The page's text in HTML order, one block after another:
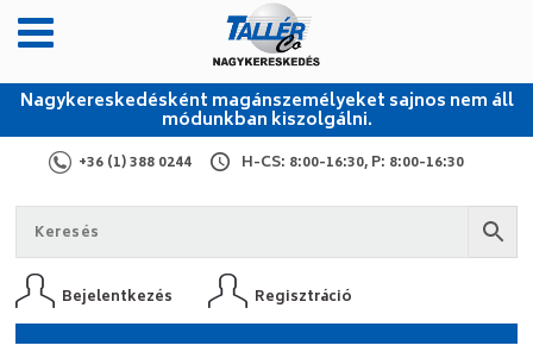
Nagykereskedésként magánszemélyeket sajnos nem áll
módunkban kiszolgálni.
+36 (1) 388 0244 H-CS: 8:00-16:30, P: 8:00-16:30
Bejelentkezés Regisztráció